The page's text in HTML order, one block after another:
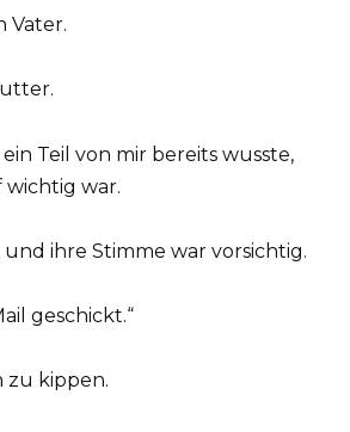
Vater.
Teil von mir bereits wusste,
wichtig war.
und ihre Stimme war vorsichtig.
geschickt.“
zu kippen.